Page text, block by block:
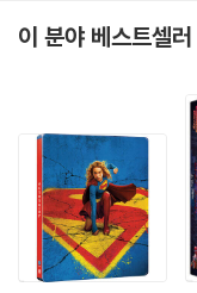
이 분야 베스트셀러